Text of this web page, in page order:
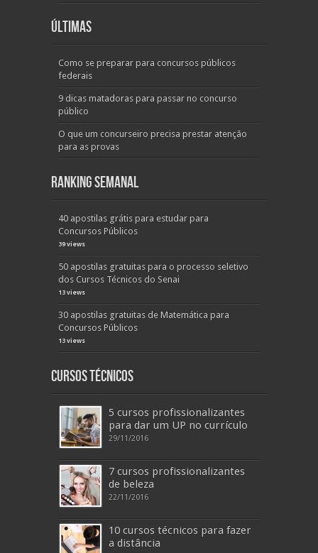
Últimas
Como se preparar para concursos públicos
federais
9 dicas matadoras para passar no concurso
público
O que um concurseiro precisa prestar atenção
para as provas
Ranking Semanal
40 apostilas grátis para estudar para
Concursos Públicos
39 views
50 apostilas gratuitas para o processo seletivo
dos Cursos Técnicos do Senai
13 views
30 apostilas gratuitas de Matemática para
Concursos Públicos
13 views
Cursos Técnicos
5 cursos profissionalizantes
para dar um UP no currículo
29/11/2016
7 cursos profissionalizantes
de beleza
22/11/2016
10 cursos técnicos para fazer
a distância